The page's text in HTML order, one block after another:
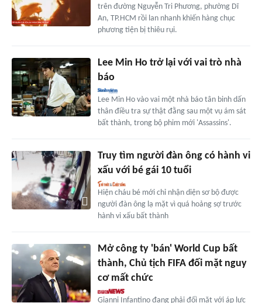
trên đường Nguyễn Tri Phương, phường Dĩ
An, TP.HCM rồi lan nhanh khiến hàng chục
phương tiện bị thiêu rụi.
Lee Min Ho trở lại với vai trò nhà
báo
Lee Min Ho vào vai một nhà báo tân binh dấn
thân điều tra sự thật đằng sau một vụ ám sát
bất thành, trong bộ phim mới 'Assassins'.
Truy tìm người đàn ông có hành vi
xấu với bé gái 10 tuổi
Hiện cháu bé mới chỉ nhận diện sơ bộ được
người đàn ông lạ mặt vì quá hoảng sợ trước
hành vi xấu bất thành
Mở công ty 'bán' World Cup bất
thành, Chủ tịch FIFA đối mặt nguy
cơ mất chức
Gianni Infantino đang phải đối mặt với áp lực